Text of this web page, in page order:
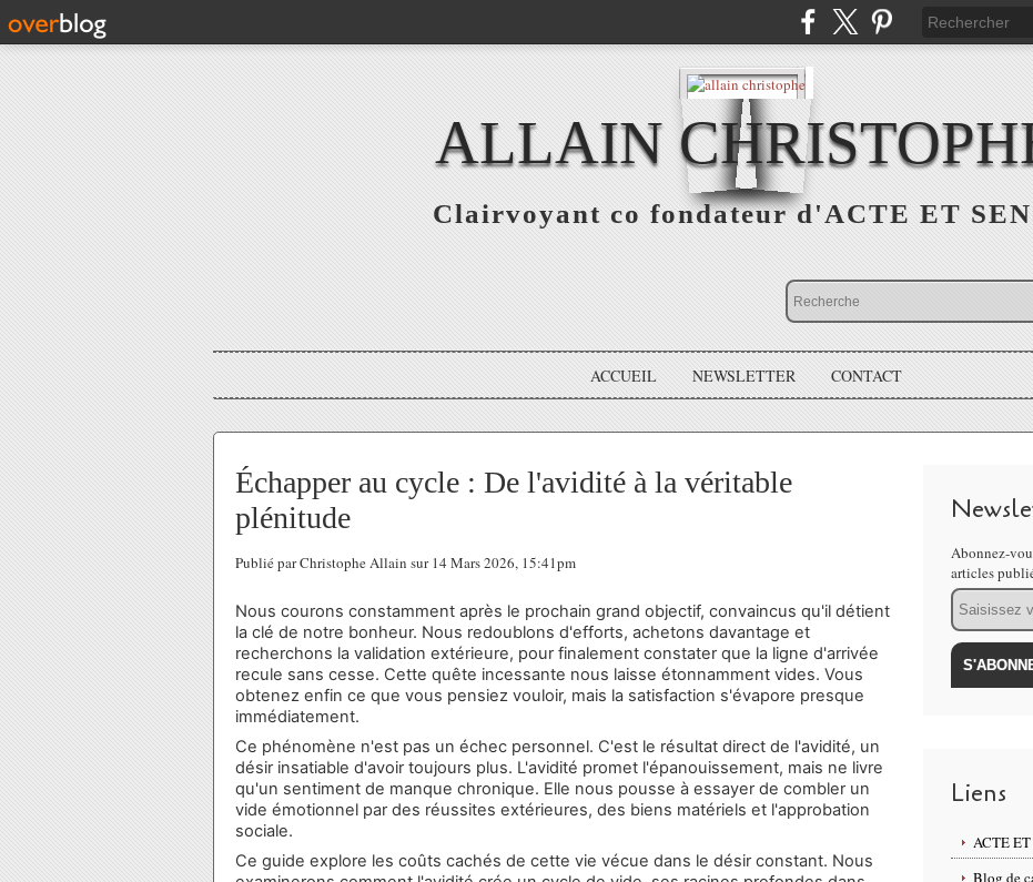
ALLAIN
Clairvoyant co fondateur d'ACTE ET
ACCUEIL NEWSLETTER CONTACT
Échapper au cycle : De l'avidité à la véritable
plénitude
Publié par Christophe Allain sur 14 Mars 2026, 15:41pm
Nous courons constamment après le prochain grand objectif, convaincus qu'il détient
la clé de notre bonheur. Nous redoublons d'efforts, achetons davantage et
recherchons la validation extérieure, pour finalement constater que la ligne d'arrivée
recule sans cesse. Cette quête incessante nous laisse étonnamment vides. Vous
obtenez enfin ce que vous pensiez vouloir, mais la satisfaction s'évapore presque
immédiatement.
Ce phénomène n'est pas un échec personnel. C'est le résultat direct de l'avidité, un
désir insatiable d'avoir toujours plus. L'avidité promet l'épanouissement, mais ne livre
qu'un sentiment de manque chronique. Elle nous pousse à essayer de combler un
vide émotionnel par des réussites extérieures, des biens matériels et l'approbation
sociale.
Ce guide explore les coûts cachés de cette vie vécue dans le désir constant. Nous
Abonnez-
articles
Email
Liens
ACTE ET
Blog de